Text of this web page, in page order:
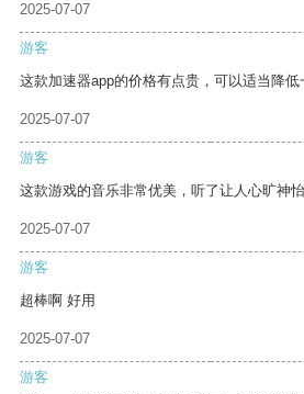
2025-07-07
游客
这款加速器app的价格有点贵，可以适当降低
2025-07-07
游客
这款游戏的音乐非常优美，听了让人心旷神怡
2025-07-07
游客
超棒啊 好用
2025-07-07
游客